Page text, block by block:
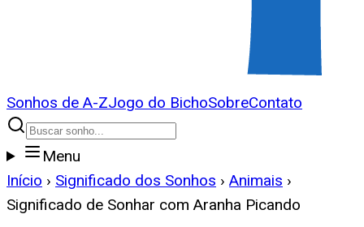
Sonhos de A-ZJogo do BichoSobreContato
Menu
Início › Significado dos Sonhos › Animais ›
Significado de Sonhar com Aranha Picando